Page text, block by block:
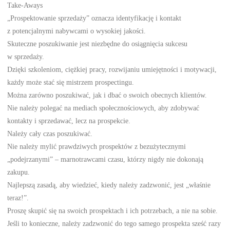
Take-Aways
„Prospektowanie sprzedaży” oznacza identyfikację i kontakt
z potencjalnymi nabywcami o wysokiej jakości.
Skuteczne poszukiwanie jest niezbędne do osiągnięcia sukcesu
w sprzedaży.
Dzięki szkoleniom, ciężkiej pracy, rozwijaniu umiejętności i motywacji,
każdy może stać się mistrzem prospectingu.
Można zarówno poszukiwać, jak i dbać o swoich obecnych klientów.
Nie należy polegać na mediach społecznościowych, aby zdobywać
kontakty i sprzedawać, lecz na prospekcie.
Należy cały czas poszukiwać.
Nie należy mylić prawdziwych prospektów z bezużytecznymi
„podejrzanymi” – marnotrawcami czasu, którzy nigdy nie dokonają
zakupu.
Najlepszą zasadą, aby wiedzieć, kiedy należy zadzwonić, jest „właśnie
teraz!”.
Proszę skupić się na swoich prospektach i ich potrzebach, a nie na sobie.
Jeśli to konieczne, należy zadzwonić do tego samego prospekta sześć razy